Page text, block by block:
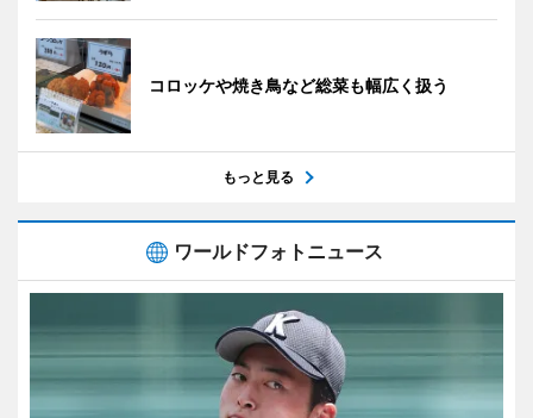
コロッケや焼き鳥など総菜も幅広く扱う
もっと見る
ワールドフォトニュース